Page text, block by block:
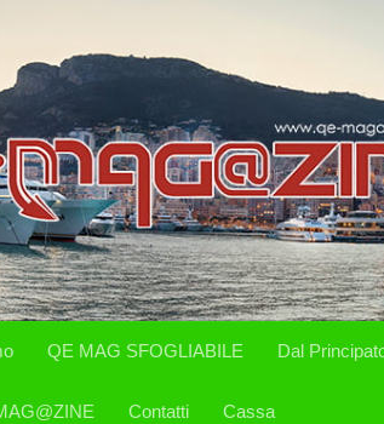
QE MAG SFOGLIABILE Dal
Contatti Cassa